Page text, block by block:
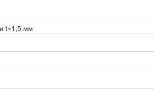
t=1,5 мм